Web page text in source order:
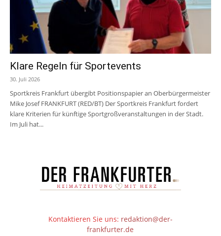
Klare Regeln für Sportevents
30. Juli 2026
Sportkreis Frankfurt übergibt Positionspapier an Oberbürgermeister
Mike Josef FRANKFURT (RED/BT) Der Sportkreis Frankfurt fordert
klare Kriterien für künftige Sportgroßveranstaltungen in der Stadt.
Im Juli hat...
Kontaktieren Sie uns: redaktion@der-
frankfurter.de